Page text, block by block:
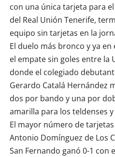
con una única tarjeta para
del Real Unión Tenerife,
equipo sin tarjetas en la
El duelo más bronco y ya
el empate sin goles entre la
donde el colegiado
Gerardo Catalá Hernández
dos por bando y una por
amarilla para los teldenses
El mayor número de
Antonio Domínguez de Los
San Fernando ganó 0-1 con